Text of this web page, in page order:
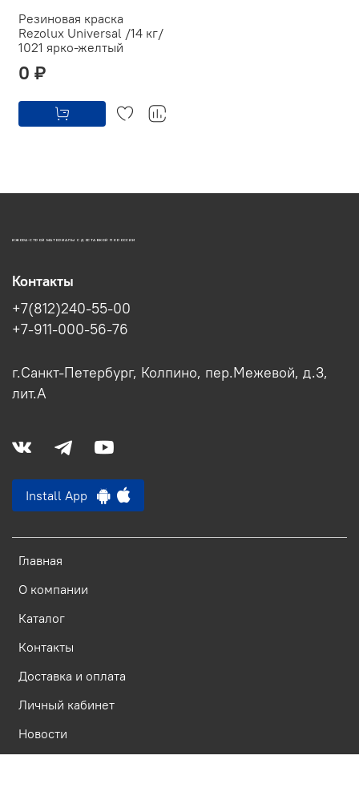
Резиновая краска
Rezolux Universal /14 кг/
1021 ярко-желтый
0 ₽
ИЖОРА-СТРОЙ МАТЕРИАЛЫ С ДОСТАВКОЙ ПО РОССИИ
Главная
О компании
Каталог
Контакты
Доставка и оплата
Личный кабинет
Новости
Контакты
+7(812)240-55-00
+7-911-000-56-76
г.Санкт-Петербург, Колпино, пер.Межевой, д.3,
лит.А
Install App